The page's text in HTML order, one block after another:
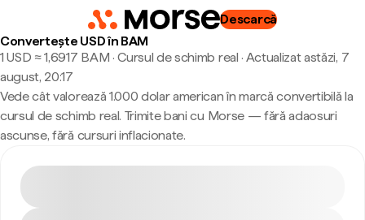
Descarcă
Convertește USD în BAM
1 USD ≈ 1,6917 BAM · Cursul de schimb real · Actualizat astăzi, 7
august, 20:17
Vede cât valorează 1.000 dolar american în marcă convertibilă la
cursul de schimb real. Trimite bani cu Morse — fără adaosuri
ascunse, fără cursuri inflacionate.